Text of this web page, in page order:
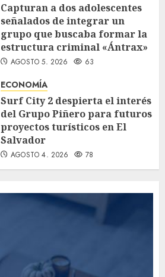
Capturan a dos adolescentes
señalados de integrar un
grupo que buscaba formar la
estructura criminal «Ántrax»
AGOSTO 5, 2026 63
ECONOMÍA
Surf City 2 despierta el interés
del Grupo Piñero para futuros
proyectos turísticos en El
Salvador
AGOSTO 4, 2026 78